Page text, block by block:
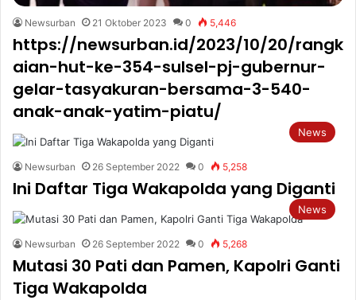
Newsurban 21 Oktober 2023 0 5,446
https://newsurban.id/2023/10/20/rangk
aian-hut-ke-354-sulsel-pj-gubernur-
gelar-tasyakuran-bersama-3-540-
anak-anak-yatim-piatu/
News
Newsurban 26 September 2022 0 5,258
Ini Daftar Tiga Wakapolda yang Diganti
News
Newsurban 26 September 2022 0 5,268
Mutasi 30 Pati dan Pamen, Kapolri Ganti
Tiga Wakapolda